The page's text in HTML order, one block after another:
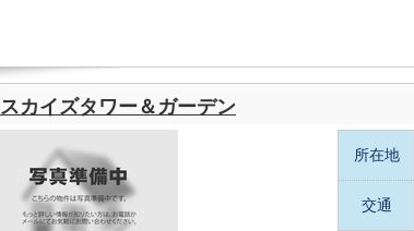
スカイズタワー＆ガーデン
所在地
交通